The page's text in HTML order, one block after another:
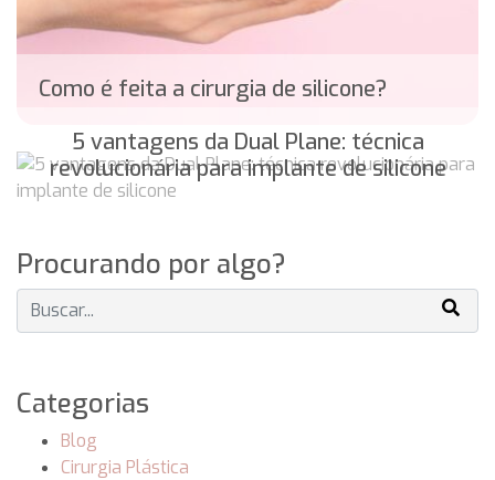
Como é feita a cirurgia de silicone?
5 vantagens da Dual Plane: técnica
revolucionária para implante de silicone
Procurando por algo?
Categorias
Blog
Cirurgia Plástica